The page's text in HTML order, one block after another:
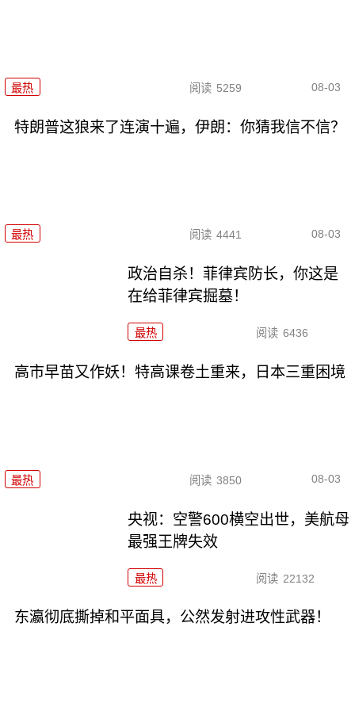
最热 阅读 5259 08-03
特朗普这狼来了连演十遍，伊朗：你猜我信不信？
最热 阅读 4441 08-03
政治自杀！菲律宾防长，你这是
在给菲律宾掘墓！
最热 阅读 6436
高市早苗又作妖！特高课卷土重来，日本三重困境
最热 阅读 3850 08-03
央视：空警600横空出世，美航母
最强王牌失效
最热 阅读 22132
东瀛彻底撕掉和平面具，公然发射进攻性武器！